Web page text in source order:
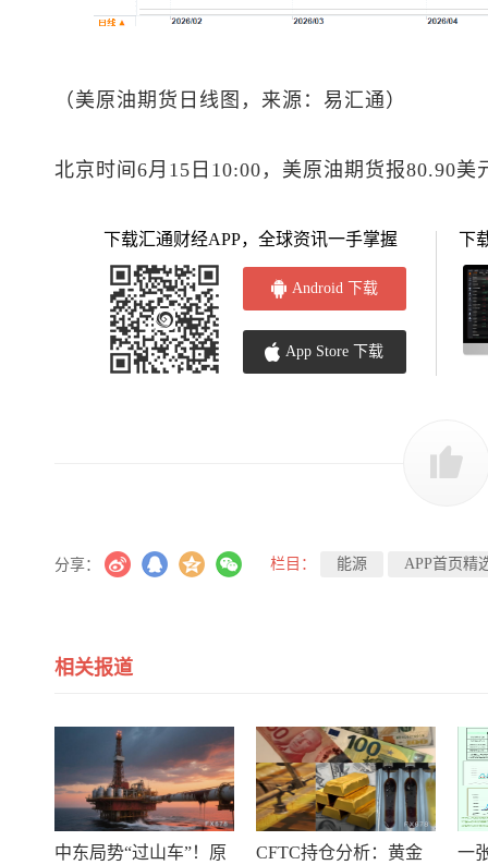
（美原油期货日线图，来源：易汇通）
北京时间6月15日10:00， 美原油期货报80.90美
下载汇通财经APP，全球资讯一手掌握
Android 下载
App Store 下载
下
分享： 栏目： 能源 APP首页精
相关报道
中东局势“过山车”！原 CFTC持仓分析：黄金 一